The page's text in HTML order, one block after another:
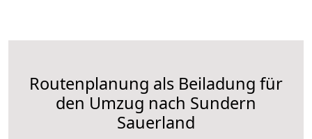
Routenplanung als Beiladung für
den Umzug nach Sundern
Sauerland